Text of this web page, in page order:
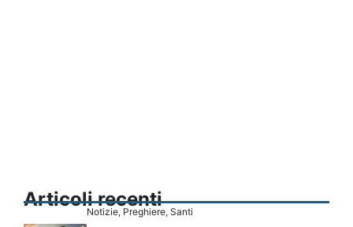
Articoli recenti
Notizie, Preghiere, Santi